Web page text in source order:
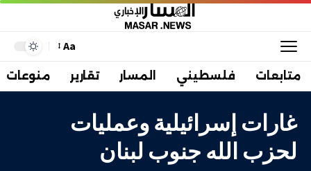
Aa
متابعات فلسطيني المسار تقارير منوعات
غارات إسرائيلية وعمليات
لحزب الله جنوب لبنان